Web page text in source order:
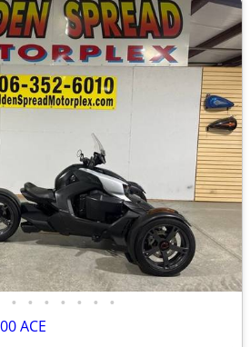
• • • • • • •
ACE